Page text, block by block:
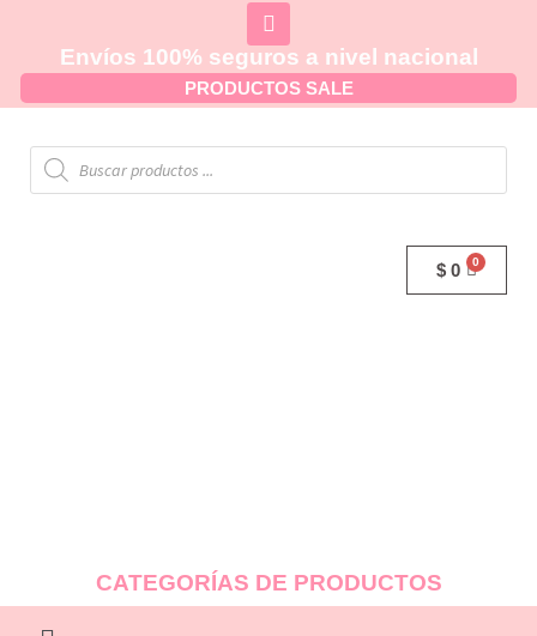
Envíos 100% seguros a nivel nacional
PRODUCTOS SALE
$ 0
CATEGORÍAS DE PRODUCTOS